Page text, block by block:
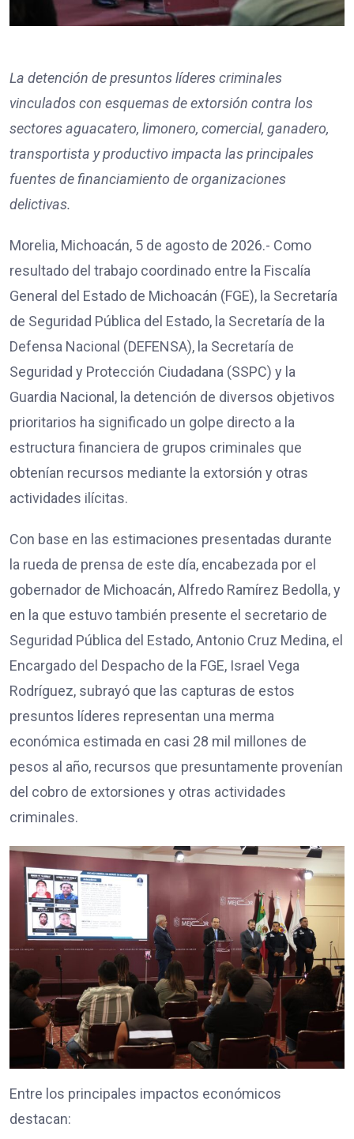
La detención de presuntos líderes criminales
vinculados con esquemas de extorsión contra los
sectores aguacatero, limonero, comercial, ganadero,
transportista y productivo impacta las principales
fuentes de financiamiento de organizaciones
delictivas.
Morelia, Michoacán, 5 de agosto de 2026.- Como
resultado del trabajo coordinado entre la Fiscalía
General del Estado de Michoacán (FGE), la Secretaría
de Seguridad Pública del Estado, la Secretaría de la
Defensa Nacional (DEFENSA), la Secretaría de
Seguridad y Protección Ciudadana (SSPC) y la
Guardia Nacional, la detención de diversos objetivos
prioritarios ha significado un golpe directo a la
estructura financiera de grupos criminales que
obtenían recursos mediante la extorsión y otras
actividades ilícitas.
Con base en las estimaciones presentadas durante
la rueda de prensa de este día, encabezada por el
gobernador de Michoacán, Alfredo Ramírez Bedolla, y
en la que estuvo también presente el secretario de
Seguridad Pública del Estado, Antonio Cruz Medina, el
Encargado del Despacho de la FGE, Israel Vega
Rodríguez, subrayó que las capturas de estos
presuntos líderes representan una merma
económica estimada en casi 28 mil millones de
pesos al año, recursos que presuntamente provenían
del cobro de extorsiones y otras actividades
criminales.
Entre los principales impactos económicos
destacan: